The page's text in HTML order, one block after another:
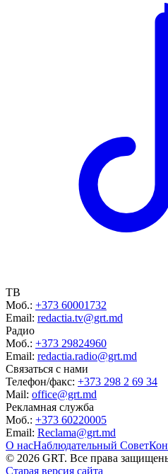
ТВ
Моб.: +373 60001732
Email: redactia.tv@grt.md
Радио
Моб.: +373 29824960
Email: redactia.radio@grt.md
Связаться с нами
Телефон/факс: +373 298 2 69 34
Mail: office@grt.md
Рекламная служба
Моб.: +373 60220005
Email: Reclama@grt.md
О насНаблюдательный Совет
© 2026 GRT. Все права
Старая версия сайта